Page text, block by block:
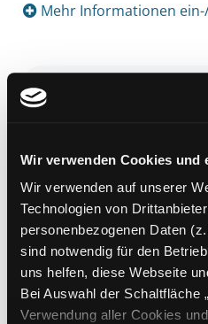
Wir verwenden Cookies und
Wir verwenden auf unserer
Technologien von
personenbezogenen Daten
sind notwendig für den
uns helfen, diese Webseite
Bei Auswahl der Schaltfläche
Verwendung aller Cookies
Mehr Informationen
Exemplare
Signatur:VS.T KOR
Standort 2: Ausleihe
Status:Verfügbar
Vorbestellungen:0
Mediengruppe:
Frist:
Barcode: 2206SB01478